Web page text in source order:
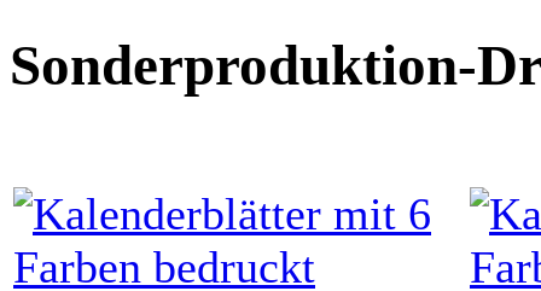
Sonderproduktion-